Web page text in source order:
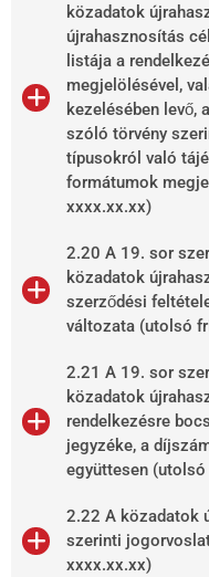
közadatok
újrahasznosítás
listája a
megjelölésével,
kezelésében levő,
szóló törvény
típusokról való
formátumok
xxxx.xx.xx)
2.20 A 19. sor
közadatok
szerződési
változata (utolsó
2.21 A 19. sor
közadatok
rendelkezésre
jegyzéke, a
együttesen
2.22 A közadatok
szerinti
xxxx.xx.xx)